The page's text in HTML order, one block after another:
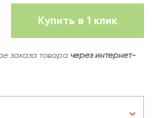
Купить в 1 клик
заказа товара через интернет-